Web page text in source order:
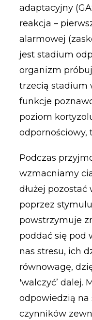
adaptacyjny
reakcja –
alarmowej
jest stadium
organizm
trzecią stadium
funkcje
poziom
odpornościowy,
Podczas
wzmacniamy
dłużej
poprzez
powstrzymuje
poddać się pod
nas stresu, ich
równowagę,
'walczyć’ dalej.
odpowiedzią na
czynników